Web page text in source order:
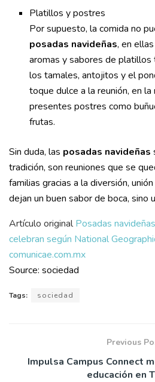
Platillos y postres
​Por supuesto, la comida no
posadas navideñas, en
aromas y sabores de platillos
los tamales, antojitos y el
toque dulce a la reunión, en
presentes postres como
frutas.
Sin duda, las posadas navideñas
tradición, son reuniones que se
familias gracias a la diversión,
dejan un buen sabor de boca, sino
Artículo originalPosadas
celebran según National
comunicae.com.mx
Source: sociedad
Tags: sociedad
Previous
Impulsa Campus Connect
educación en